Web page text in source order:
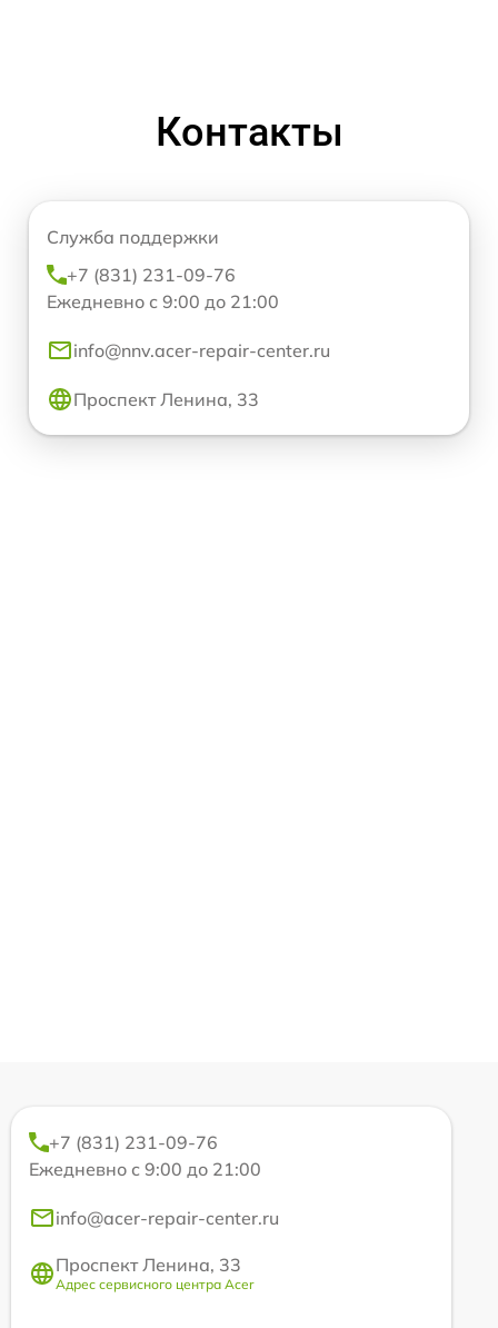
Контакты
Служба поддержки
+7 (831) 231-09-76
Ежедневно с 9:00 до 21:00
info@nnv.acer-repair-center.ru
Проспект Ленина, 33
+7 (831) 231-09-76
Ежедневно с 9:00 до 21:00
info@acer-repair-center.ru
Проспект Ленина, 33
Адрес сервисного центра Acer